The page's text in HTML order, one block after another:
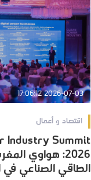
2026-07-03 17:06:12
اقتصاد و أعمال
Industry Summit
2026: هواوي
الطاقي الصناعي
Industry Summit
2026: هواوي
الطاقي الصناعي